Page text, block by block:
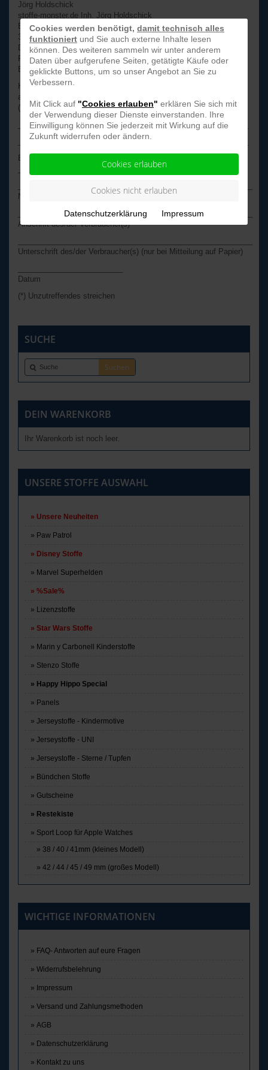
Jörg Holdschick
stoffe-monster.de Inh. Jörg Holdschick
Bredenbeekweg 31
31848 Bad Münder
Deutschland
Fax: +49-5042-527991
E-Mail:info@stoffe-monster.de
Hiermit widerrufe(n) ich/wir (*) den von mir/uns (*)
abgeschlossenen Vertrag über den Kauf der folgenden Waren
(*)/die Erbringung der folgenden Dienstleistung (*)
_______________________________________________________
_______________________________________________________
Bestellt am (*) ____________ / erhalten am (*)
________________________________________________________
Name des/der Verbraucher(s)
________________________________________________________
Anschrift des/der Verbraucher(s)
Unterschrift des/der Verbraucher(s) (nur bei Mitteilung auf Papier)
Datum
(*) Unzutreffendes streichen
SUCHE
DEIN WARENKORB
Ihr Warenkorb ist noch leer.
UNSERE STOFFE AUSWAHL
Unsere Neuheiten
Paw Patrol
Disney Stoffe
Marvel Superhelden
%Sale%
Lizenzstoffe
Star Wars Stoffe
Marin y Carbonell Kinderstoffe
Stenzo Stoffe
Happy Hippo Special
Panels
Jerseystoffe - Kindermotive
Jerseystoffe - UNI
Jerseystoffe - Sterne / Tupfen
Bündchen Stoffe
Gutscheine
Restekiste
Sport Loop für Apple Watches
38 / 40 / 41mm (kleines Modell)
42 / 44 / 45 / 49 mm (großes Modell)
WICHTIGE INFORMATIONEN
FAQ- Antworten auf eure Fragen
Widerrufsbelehrung
Impressum
Versand und Zahlungsmethoden
AGB
Datenschutzerklärung
Kontakt zu uns
Cookies werden benötigt, damit technisch alles
funktioniert und Sie auch externe Inhalte lesen
können. Des weiteren sammeln wir unter anderem
Daten über aufgerufene Seiten, getätigte Käufe oder
geklickte Buttons, um so unser Angebot an Sie zu
Verbessern.
Mit Click auf "Cookies erlauben" erklären Sie sich mit
der Verwendung dieser Dienste einverstanden. Ihre
Einwilligung können Sie jederzeit mit Wirkung auf die
Zukunft widerrufen oder ändern.
Cookies erlauben
Cookies nicht erlauben
Datenschutzerklärung Impressum